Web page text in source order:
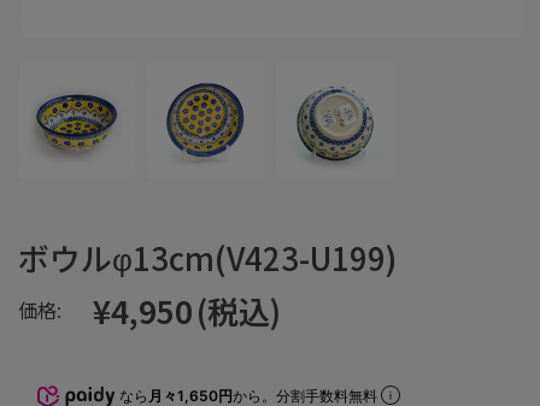
ボウルφ13cm(V423-U199)
価格: ¥4,950(税込)
なら 月々1,650円から。分割手数料無料